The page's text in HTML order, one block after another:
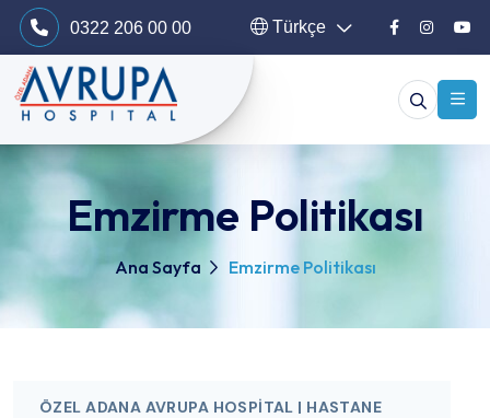
0322 206 00 00 Türkçe
Emzirme Politikası
Ana Sayfa Emzirme Politikası
ÖZEL ADANA AVRUPA HOSPITAL | HASTANE